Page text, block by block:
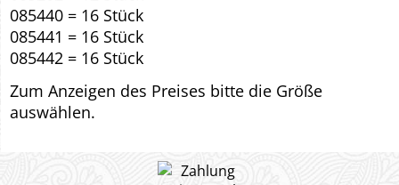
085440 = 16 Stück
085441 = 16 Stück
085442 = 16 Stück
Zum Anzeigen des Preises bitte die Größe
auswählen.